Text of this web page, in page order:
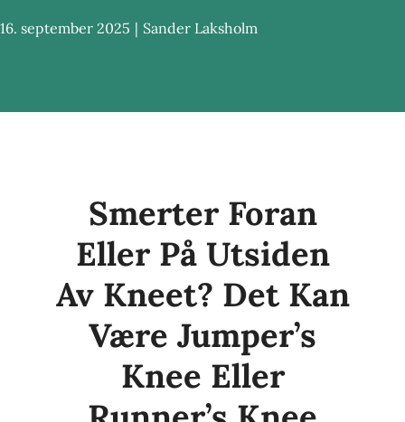
16. september 2025 | Sander Laksholm
Smerter Foran
Eller På Utsiden
Av Kneet? Det Kan
Være Jumper’s
Knee Eller